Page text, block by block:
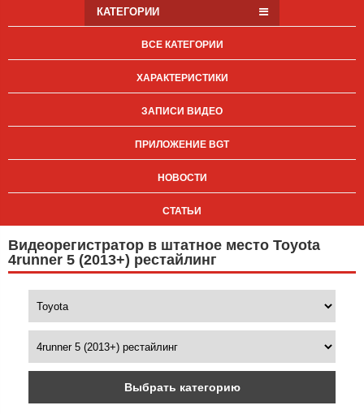
КАТЕГОРИИ
ВСЕ КАТЕГОРИИ
ХАРАКТЕРИСТИКИ
ЗАПИСИ ВИДЕО
ПРИЛОЖЕНИЕ BGT
НОВОСТИ
СТАТЬИ
Видеорегистратор в штатное место Toyota
4runner 5 (2013+) рестайлинг
Выбрать категорию